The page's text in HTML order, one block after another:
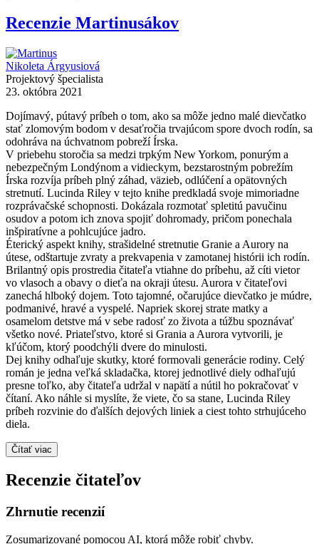
Recenzie Martinusákov
Nikoleta Árgyusiová
Projektový špecialista
23. októbra 2021
Dojímavý, pútavý príbeh o tom, ako sa môže jedno malé dievčatko
stať zlomovým bodom v desaťročia trvajúcom spore dvoch rodín, sa
odohráva na úchvatnom pobreží Írska.
V priebehu storočia sa medzi trpkým New Yorkom, ponurým a
nebezpečným Londýnom a vidieckym, bezstarostným pobrežím
Írska rozvíja príbeh plný záhad, väzieb, odlúčení a opätovných
stretnutí. Lucinda Riley v tejto knihe predkladá svoje mimoriadne
rozprávačské schopnosti. Dokázala rozmotať spletitú pavučinu
osudov a potom ich znova spojiť dohromady, pričom ponechala
inšpiratívne a pohlcujúce jadro.
Éterický aspekt knihy, strašidelné stretnutie Granie a Aurory na
útese, odštartuje zvraty a prekvapenia v zamotanej histórii ich rodín.
Brilantný opis prostredia čitateľa vtiahne do príbehu, až cíti vietor
vo vlasoch a obavy o dieťa na okraji útesu. Aurora v čitateľovi
zanechá hlboký dojem. Toto tajomné, očarujúce dievčatko je múdre,
podmanivé, hravé a vyspelé. Napriek skorej strate matky a
osamelom detstve má v sebe radosť zo života a túžbu spoznávať
všetko nové. Priateľstvo, ktoré si Grania a Aurora vytvorili, je
kľúčom, ktorý poodchýli dvere do minulosti.
Dej knihy odhaľuje skutky, ktoré formovali generácie rodiny. Celý
román je jedna veľká skladačka, ktorej jednotlivé diely odhaľujú
presne toľko, aby čitateľa udržal v napätí a nútil ho pokračovať v
čítaní. Ako náhle si myslíte, že viete, čo sa stane, Lucinda Riley
príbeh rozvinie do ďalších dejových liniek a ciest tohto strhujúceho
diela.
Čítať viac
Recenzie čitateľov
Zhrnutie recenzií
Zosumarizované pomocou AI, ktorá môže robiť chyby.